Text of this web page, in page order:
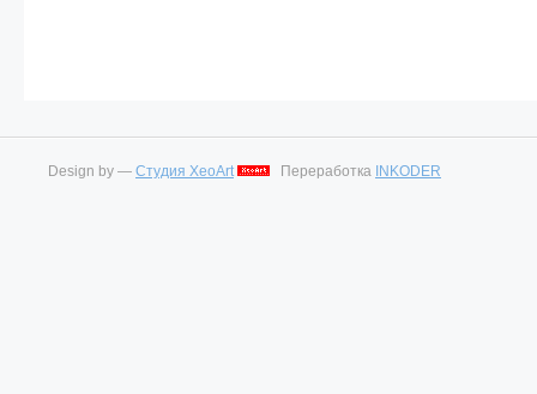
Design by — Студия XeoArt Переработка INKODER